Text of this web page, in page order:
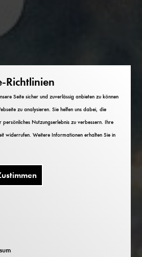
Richtlinien
Seite sicher und zuverlässig anbieten zu können
zu analysieren. Sie helfen uns dabei, die
Nutzungserlebnis zu verbessern. Ihre
widerrufen. Weitere Informationen erhalten Sie in